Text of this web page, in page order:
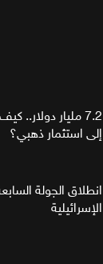
7.2 مليار دولار..
إلى استثمار ذهبي؟
انطلاق الجولة
الإسرائيلية